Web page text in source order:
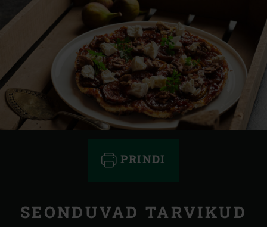
PRINDI
SEONDUVAD TARVIKUD